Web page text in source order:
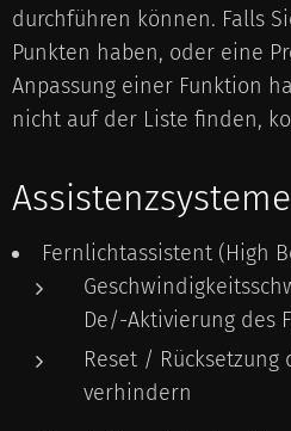
durchführen können. Falls
Punkten haben, oder eine
Anpassung einer Funktion
nicht auf der Liste finden,
Assistenzsysteme
Fernlichtassistent (High
De/-Aktivierung des
Reset /
verhindern